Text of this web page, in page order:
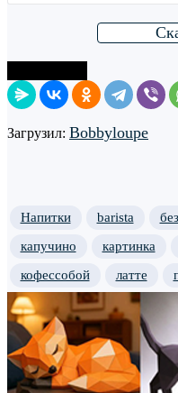
Загрузил: Bobbyloupe
Напитки barista
капучино
картинка
кофессобой
латте